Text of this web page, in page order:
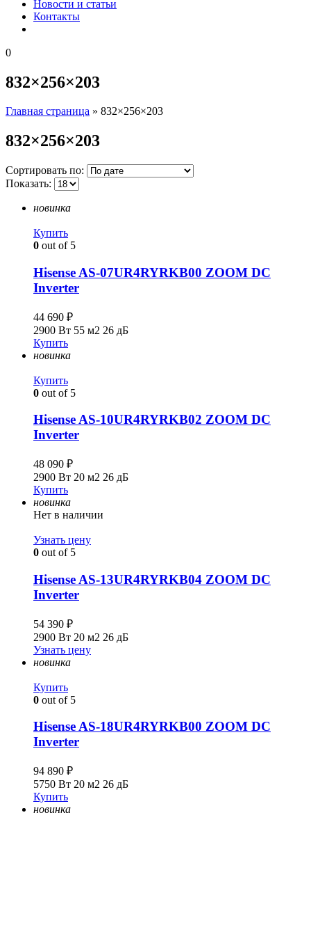
Новости и статьи
Контакты
0
832×256×203
Главная страница » 832×256×203
832×256×203
Сортировать по:
Показать:
новинка
Купить
0 out of 5
Hisense AS-07UR4RYRKB00 ZOOM DC
Inverter
44 690 ₽
2900 Вт 55 м2 26 дБ
Купить
новинка
Купить
0 out of 5
Hisense AS-10UR4RYRKB02 ZOOM DC
Inverter
48 090 ₽
2900 Вт 20 м2 26 дБ
Купить
новинка
Нет в наличии
Узнать цену
0 out of 5
Hisense AS-13UR4RYRKB04 ZOOM DC
Inverter
54 390 ₽
2900 Вт 20 м2 26 дБ
Узнать цену
новинка
Купить
0 out of 5
Hisense AS-18UR4RYRKB00 ZOOM DC
Inverter
94 890 ₽
5750 Вт 20 м2 26 дБ
Купить
новинка